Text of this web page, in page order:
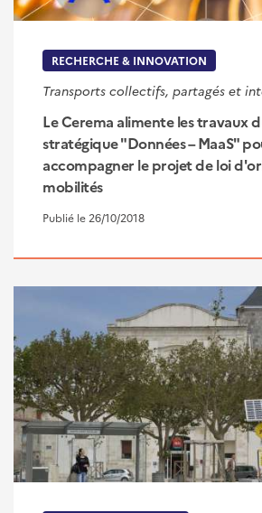
RECHERCHE & INNOVATION
Transports collectifs, partagés et
Le Cerema alimente les travaux
stratégique "Données – MaaS"
accompagner le projet de loi
mobilités
Publié le 26/10/2018